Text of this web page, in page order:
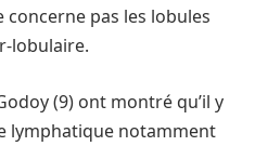
concerne pas les lobules
lobulaire.
(9) ont montré qu’il y
lymphatique notamment